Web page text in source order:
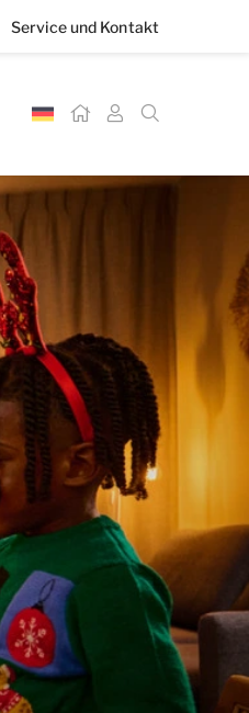
Service und Kontakt